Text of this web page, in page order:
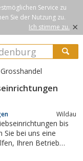
Service zu
Sie der Nutzung zu.
Ich stimme zu. ×
Wildau
bis
bei uns eine
Ihren Betrieb